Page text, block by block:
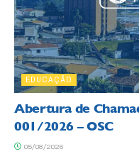
EDUCAÇÃO
Abertura de
001/2026 – OSC
05/08/2026